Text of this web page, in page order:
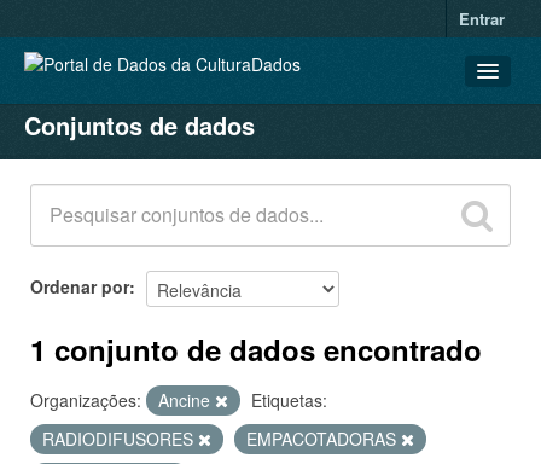
Entrar
CONJUNTOS DE DADOS
ORGANIZAÇÕES
GRUPOS
SOBRE
Conjuntos de dados
Ordenar por
1 conjunto de dados encontrado
Organizações: Ancine
Etiquetas:
RADIODIFUSORES
EMPACOTADORAS